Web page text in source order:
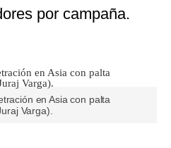
por campaña.
en Asia con palta
Varga).